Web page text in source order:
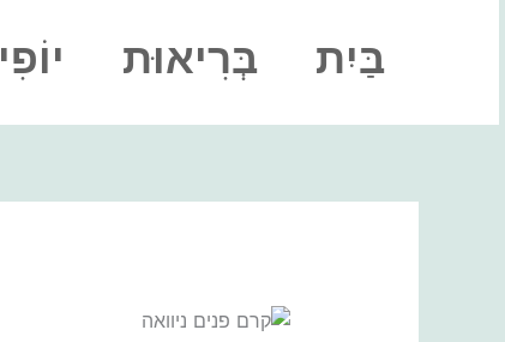
בַּיִת בְּרִיאוּת יוֹפִי